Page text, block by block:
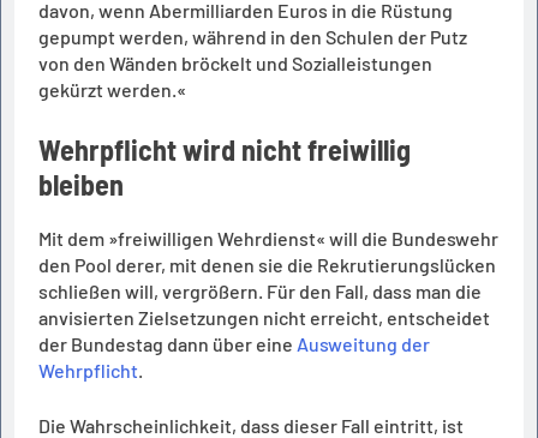
davon, wenn Abermilliarden Euros in die Rüstung
gepumpt werden, während in den Schulen der Putz
von den Wänden bröckelt und Sozialleistungen
gekürzt werden.«
Wehrpflicht wird nicht freiwillig
bleiben
Mit dem »freiwilligen Wehrdienst« will die Bundeswehr
den Pool derer, mit denen sie die Rekrutierungslücken
schließen will, vergrößern. Für den Fall, dass man die
anvisierten Zielsetzungen nicht erreicht, entscheidet
der Bundestag dann über eine Ausweitung der
Wehrpflicht.
Die Wahrscheinlichkeit, dass dieser Fall eintritt, ist